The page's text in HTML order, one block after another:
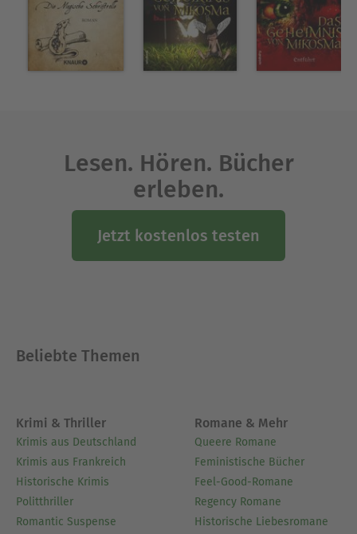
Lesen. Hören. Bücher
erleben.
Jetzt kostenlos testen
Beliebte Themen
Krimi & Thriller
Krimis aus Deutschland
Krimis aus Frankreich
Historische Krimis
Politthriller
Romantic Suspense
Romane & Mehr
Queere Romane
Feministische Bücher
Feel-Good-Romane
Regency Romane
Historische Liebesromane